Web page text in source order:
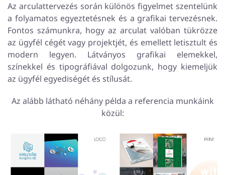
Az arculattervezés során különös figyelmet szentelünk
a folyamatos egyeztetésnek és a grafikai tervezésnek.
Fontos számunkra, hogy az arculat valóban tükrözze
az ügyfél cégét vagy projektjét, és emellett letisztult és
modern legyen. Látványos grafikai elemekkel,
színekkel és tipográfiával dolgozunk, hogy kiemeljük
az ügyfél egyediségét és stílusát.
Az alább látható néhány példa a referencia munkáink
közül: